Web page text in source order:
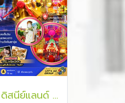
ทัวร์ฮ่องกง ดิสนีย์แลนด์ ไหว้พระแชกง เจ้าแม่กวนอิมฮองฮำ 3 วัน 2 คืน